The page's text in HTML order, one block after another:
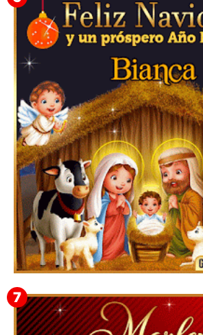
Te deseo una Feliz Navidad Bardona